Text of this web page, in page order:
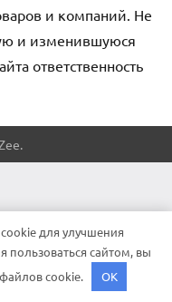
и компаний. Не
и изменившуюся
ответственность
для улучшения
пользоваться сайтом, вы
cookie.
OK